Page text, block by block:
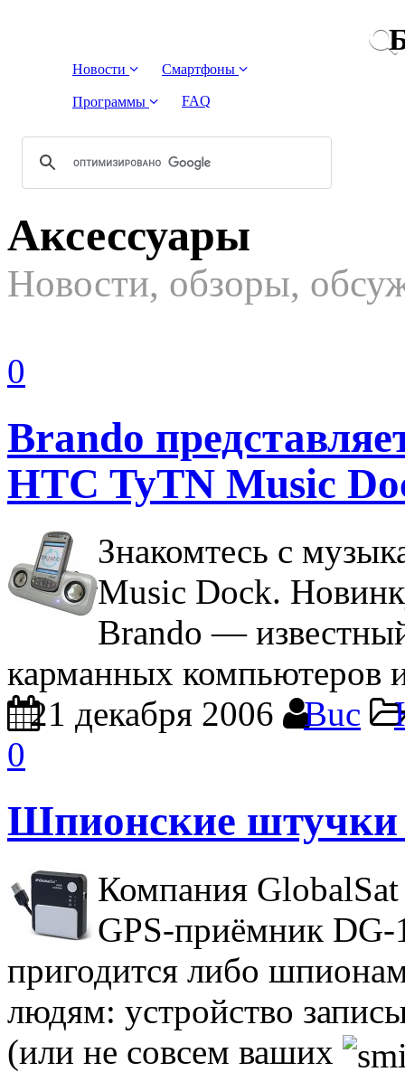
Новости Смартфоны
Программы FAQ
Аксессуары
Новости, обзоры,
0
Brando
HTC TyTN Music
Знакомтесь с
Music Dock.
Brando — известный
карманных компьютеров
21 декабря 2006
Buc
0
Шпионские штучки
Компания
GPS-приёмник
пригодится либо
людям: устройство
(или не совсем ваших